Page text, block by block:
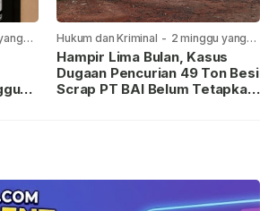
Hukum dan Kriminal - 2 minggu yang
lalu
Hampir Lima Bulan, Kasus
Dugaan Pencurian 49 Ton Besi
Scrap PT BAI Belum Tetapkan